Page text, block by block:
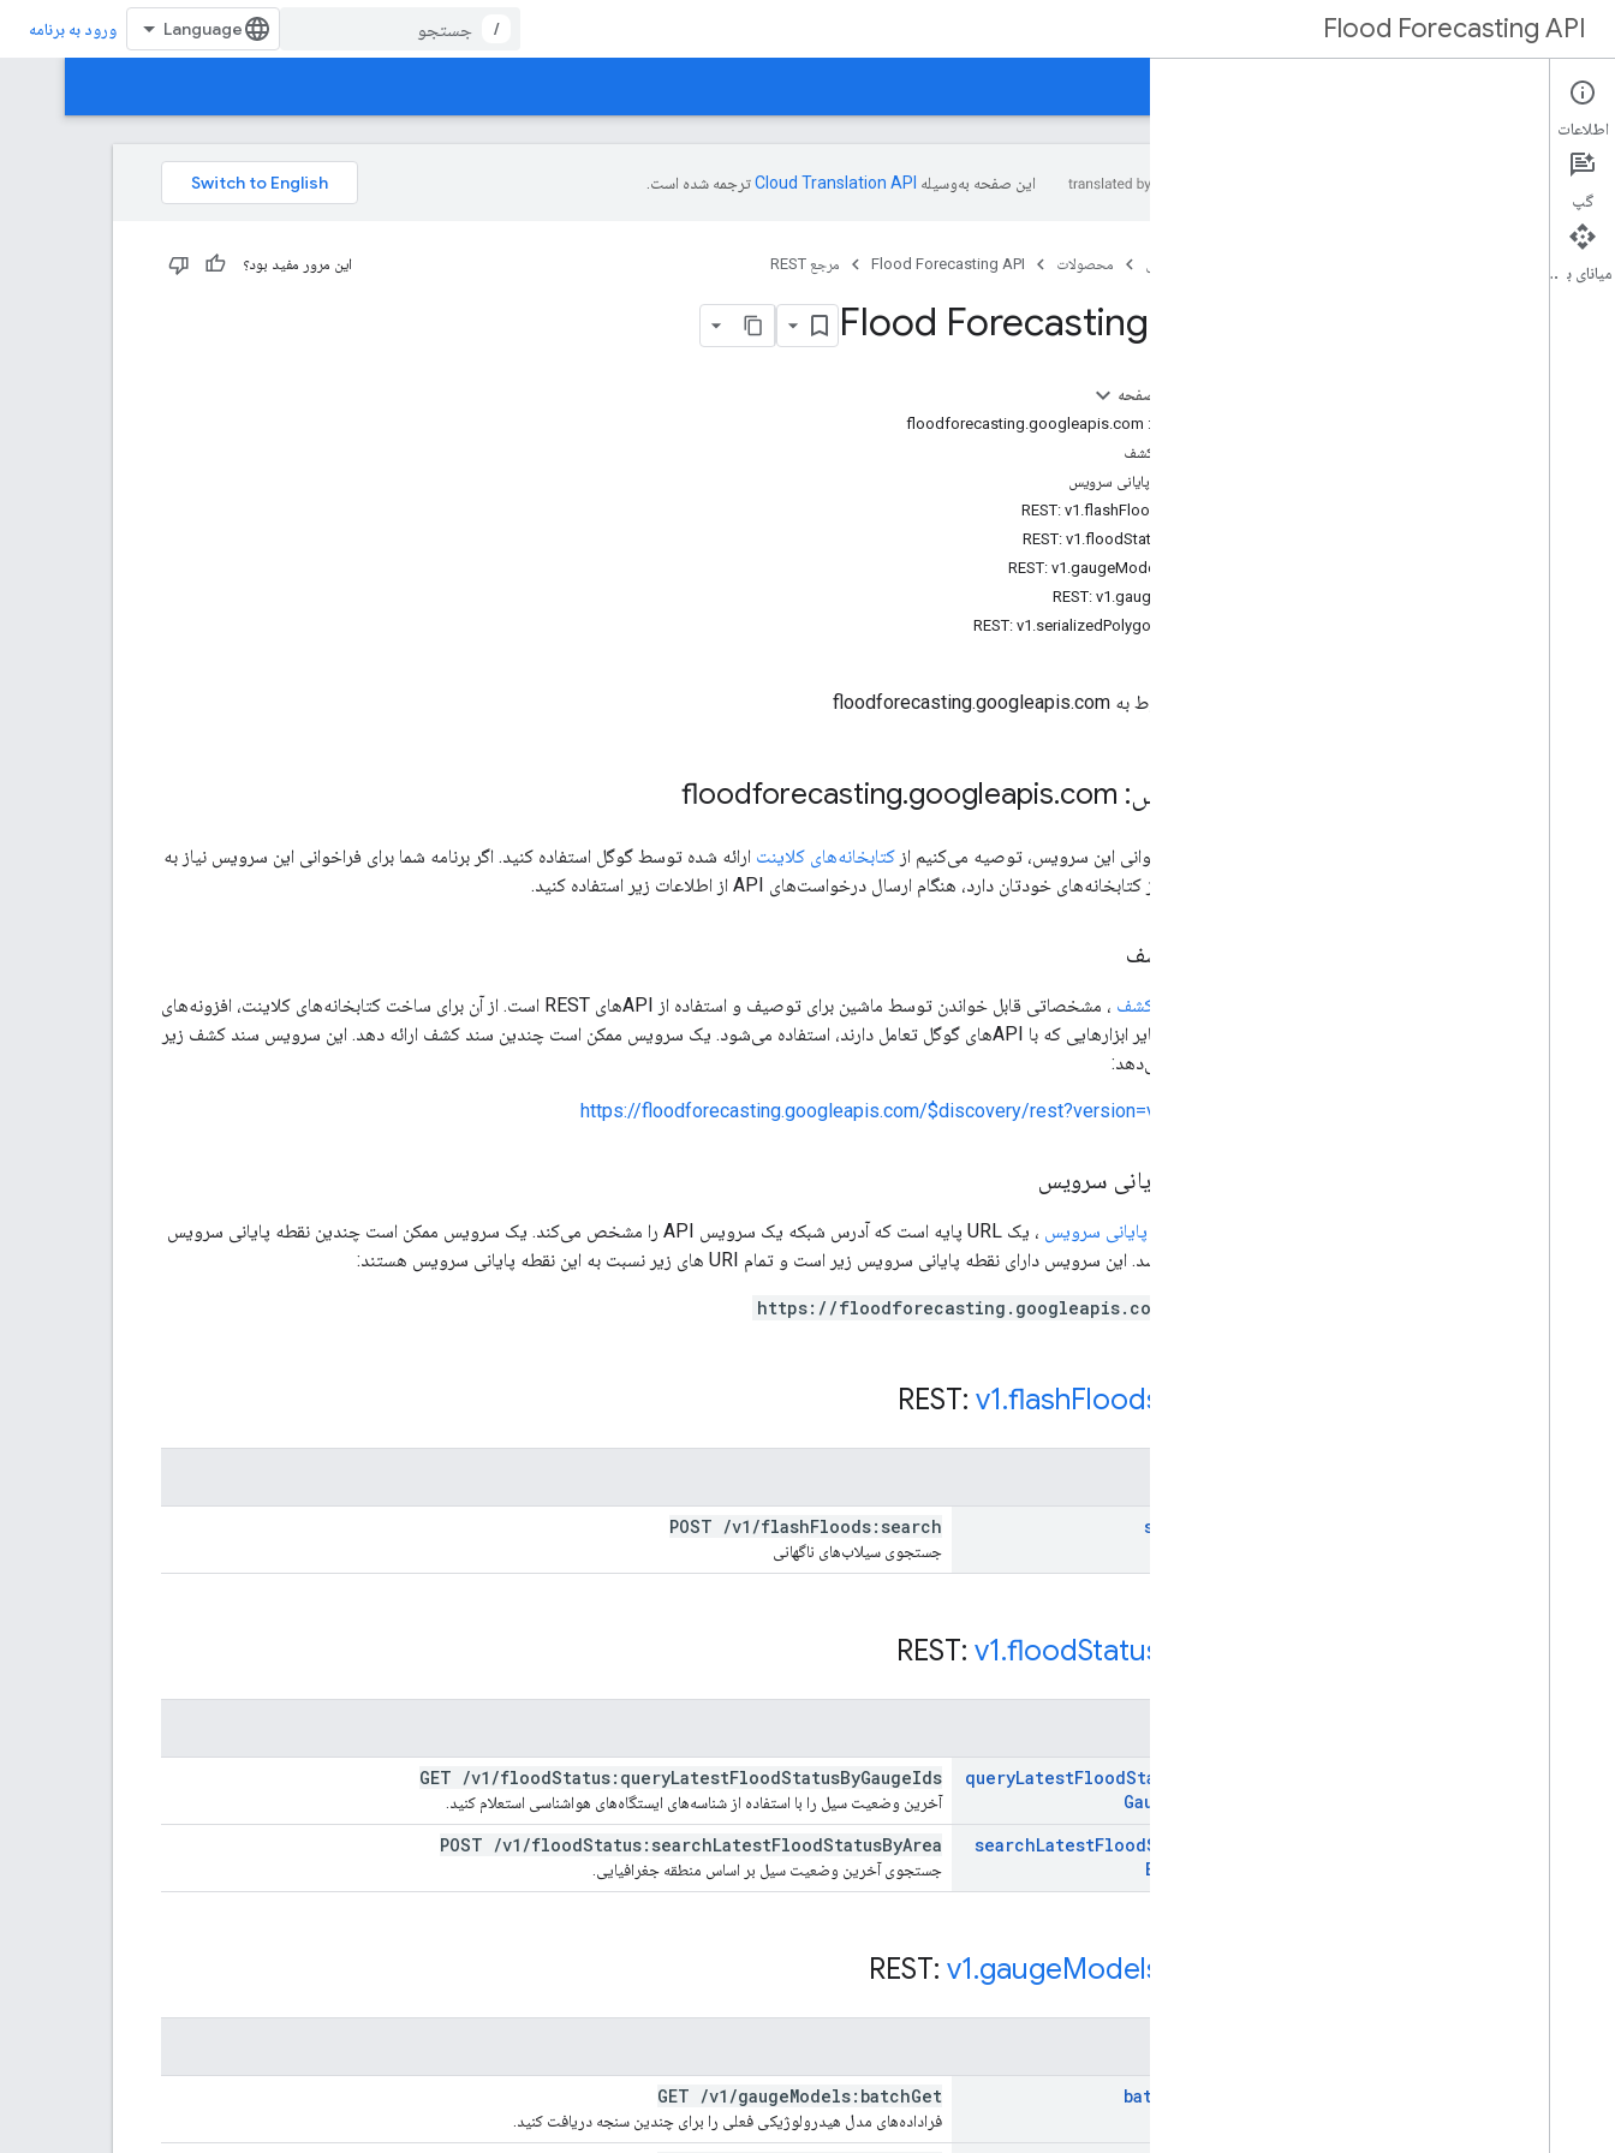
Flood Forecasting API
/ ورود به برنامه
نمای کلی
v1
این صفحه به‌وسیله ترجمه شده است.
صفحه اصلی محصولات Flood Forecasting API مرجع REST این مرور مفید بود؟
Flood Forecasting API
در این صفحه
سرویس: floodforecasting.googleapis.com
سند کشف
نقطه پایانی سرویس
سرویس: floodforecasting .googleapis.com
برای فراخوانی این سرویس، توصیه می‌کنیم از کتابخانه‌های کلاینت ارائه شده توسط گوگل استفاده کنید. اگر برنامه شما برای فراخوانی این سرویس نیاز به
استفاده از کتابخانه‌های خودتان دارد، هنگام ارسال درخواست‌های API از اطلاعات زیر استفاده کنید.
سند کشف
سند کشف
، مشخصاتی قابل خواندن توسط ماشین برای توصیف و استفاده از APIهای REST است. از آن برای ساخت کتابخانه‌های کلاینت، افزونه‌های
IDE و سایر ابزارهایی که با APIهای گوگل تعامل دارند، استفاده می‌شود. یک سرویس ممکن است چندین سند کشف ارائه دهد. این سرویس سند کشف زیر
را ارائه می‌دهد:
https://floodforecasting.googleapis.com/$discovery/rest?version=v1
نقطه پایانی سرویس
نقطه پایانی سرویس
، یک URL پایه است که آدرس شبکه یک سرویس API را مشخص می‌کند. یک سرویس ممکن است چندین نقطه پایانی سرویس
داشته باشد. این سرویس دارای نقطه پایانی سرویس زیر است و تمام URI های زیر نسبت به این نقطه پایانی سرویس هستند:
https://floodforecasting.googleapis.com
v1.flashFloods
search
POST /v1 /flashFloods:search
جستجوی سیلاب‌های ناگهانی
v1.floodStatus
queryLatestFloodStatus
Gauge
GET /v1 /floodStatus:queryLatestFloodStatusByGaugeIds
آخرین وضعیت سیل را با استفاده از شناسه‌های ایستگاه‌های هواشناسی استعلام کنید.
searchLatestFloodStatus
By
POST /v1 /floodStatus:searchLatestFloodStatusByArea
جستجوی آخرین وضعیت سیل بر اساس منطقه جغرافیایی.
v1.gaugeModels
batch
GET /v1 /gaugeModels:batchGet
فراداده‌های مدل هیدرولوژیکی فعلی را برای چندین سنجه دریافت کنید.
اطلاعات
گپ
میانای برنامه‌سازی کاربردی